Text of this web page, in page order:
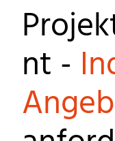
nt -